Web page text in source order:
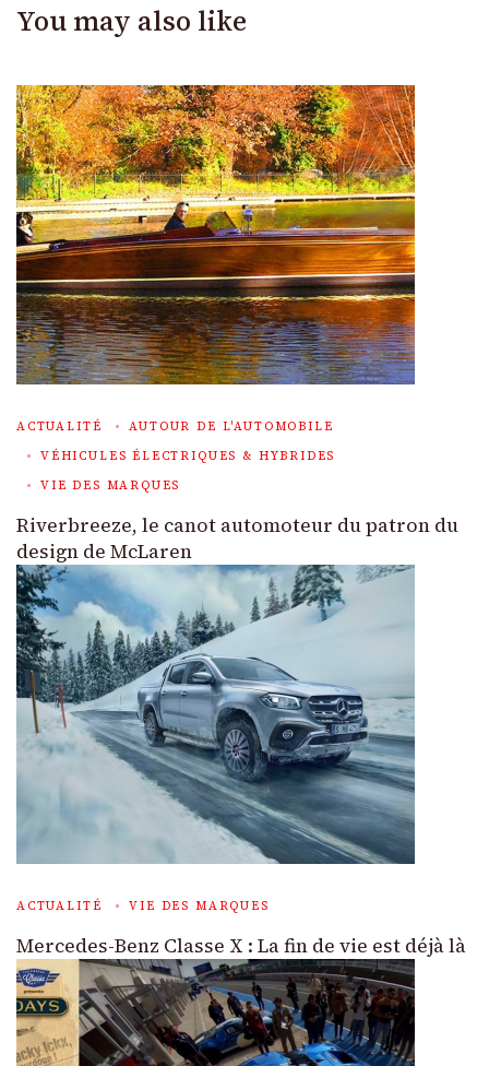
You may also like
ACTUALITÉ
AUTOUR DE L'AUTOMOBILE
VÉHICULES ÉLECTRIQUES & HYBRIDES
VIE DES MARQUES
Riverbreeze, le canot automoteur du patron du
design de McLaren
ACTUALITÉ VIE DES MARQUES
Mercedes-Benz Classe X : La fin de vie est déjà là